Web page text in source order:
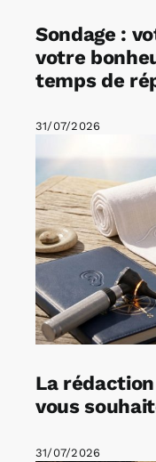
Sondage :
votre
temps de
31/07/2026
La rédaction
vous
31/07/2026